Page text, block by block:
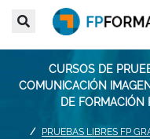
CURSOS DE
COMUNICACIÓN
DE FORMACIÓN
PRUEBAS LIBRES FP